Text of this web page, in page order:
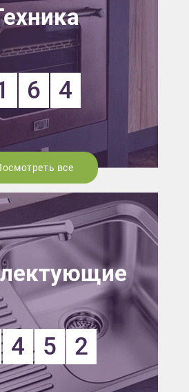
6 4
все
4 5 2